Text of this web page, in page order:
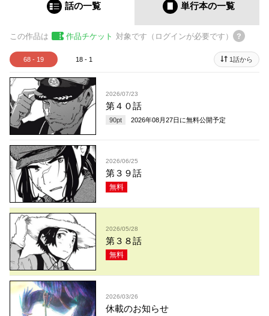
話の一覧 単行本の一覧
この作品は 作品チケット 対象です（ログインが必要です）
68 - 19 18 - 1 1話から
2026/07/23
第４０話
90pt 2026年08月27日 に無料公開予定
2026/06/25
第３９話
無料
2026/05/28
第３８話
無料
2026/03/26
休載のお知らせ